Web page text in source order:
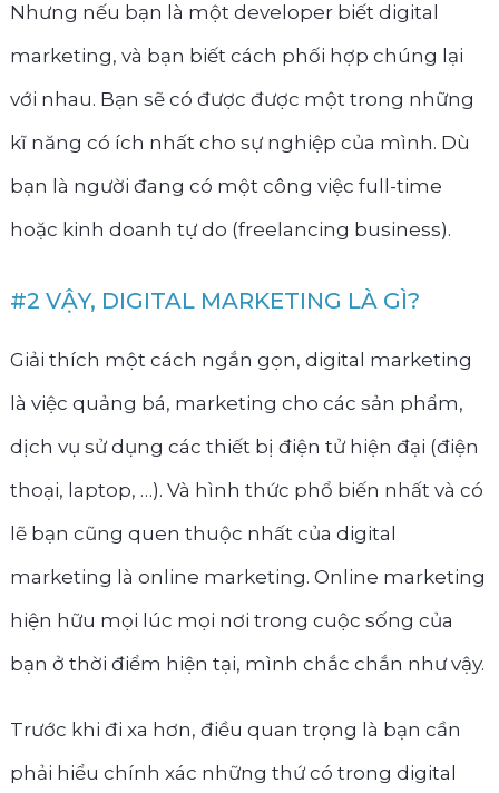
Nhưng nếu bạn là một developer biết digital
marketing, và bạn biết cách phối hợp chúng lại
với nhau. Bạn sẽ có được được một trong những
kĩ năng có ích nhất cho sự nghiệp của mình. Dù
bạn là người đang có một công việc full-time
hoặc kinh doanh tự do (freelancing business).
#2 VẬY, DIGITAL MARKETING LÀ GÌ?
Giải thích một cách ngắn gọn, digital marketing
là việc quảng bá, marketing cho các sản phẩm,
dịch vụ sử dụng các thiết bị điện tử hiện đại (điện
thoại, laptop, …). Và hình thức phổ biến nhất và có
lẽ bạn cũng quen thuộc nhất của digital
marketing là online marketing. Online marketing
hiện hữu mọi lúc mọi nơi trong cuộc sống của
bạn ở thời điểm hiện tại, mình chắc chắn như vậy.
Trước khi đi xa hơn, điều quan trọng là bạn cần
phải hiểu chính xác những thứ có trong digital